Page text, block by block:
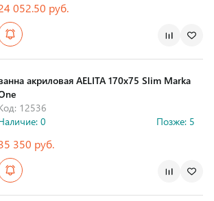
052.50 руб.
акриловая AELITA 170х75 Slim Marka
12536
0
Позже: 5
350 руб.